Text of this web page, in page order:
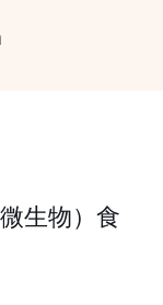
生物）食